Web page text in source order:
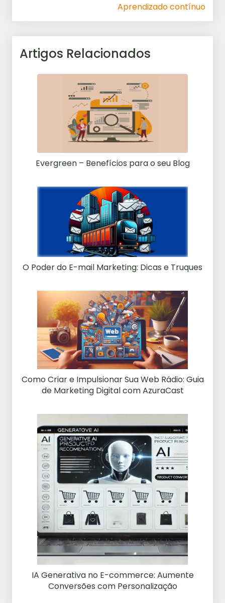
Aprendizado contínuo
Artigos Relacionados
Evergreen – Benefícios para o seu Blog
O Poder do E-mail Marketing: Dicas e Truques
Como Criar e Impulsionar Sua Web Rádio: Guia
de Marketing Digital com AzuraCast
IA Generativa no E-commerce: Aumente
Conversões com Personalização